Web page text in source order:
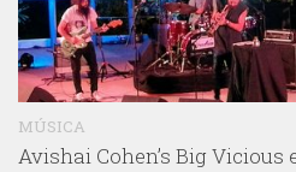
MÚSICA
Avishai Cohen’s Big Vicious